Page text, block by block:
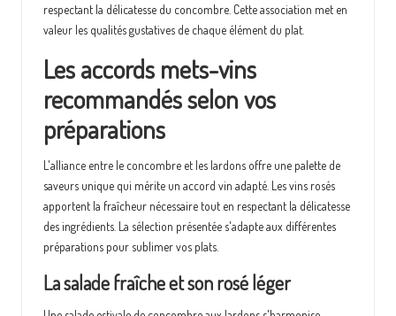
respectant la délicatesse du concombre. Cette association met en
valeur les qualités gustatives de chaque élément du plat.
Les accords mets-vins
recommandés selon vos
préparations
L'alliance entre le concombre et les lardons offre une palette de
saveurs unique qui mérite un accord vin adapté. Les vins rosés
apportent la fraîcheur nécessaire tout en respectant la délicatesse
des ingrédients. La sélection présentée s'adapte aux différentes
préparations pour sublimer vos plats.
La salade fraîche et son rosé léger